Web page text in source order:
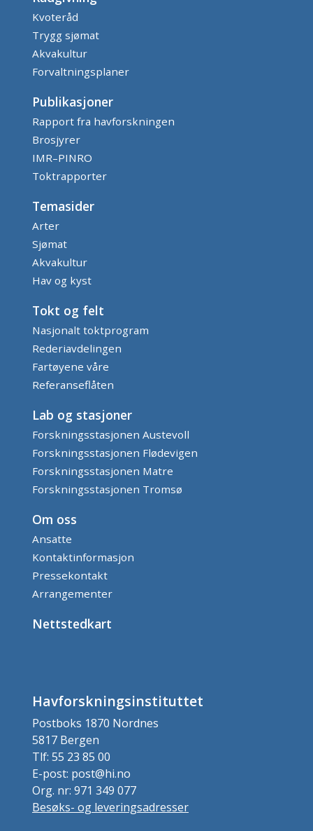
Kvoteråd
Trygg sjømat
Akvakultur
Forvaltningsplaner
Publikasjoner
Rapport fra havforskningen
Brosjyrer
IMR–PINRO
Toktrapporter
Temasider
Arter
Sjømat
Akvakultur
Hav og kyst
Tokt og felt
Nasjonalt toktprogram
Rederiavdelingen
Fartøyene våre
Referanseflåten
Lab og stasjoner
Forskningsstasjonen Austevoll
Forskningsstasjonen Flødevigen
Forskningsstasjonen Matre
Forskningsstasjonen Tromsø
Om oss
Ansatte
Kontaktinformasjon
Pressekontakt
Arrangementer
Nettstedkart
Havforskningsinstituttet
Postboks 1870 Nordnes
5817 Bergen
Tlf: 55 23 85 00
E-post: post@hi.no
Org. nr: 971 349 077
Besøks- og leveringsadresser